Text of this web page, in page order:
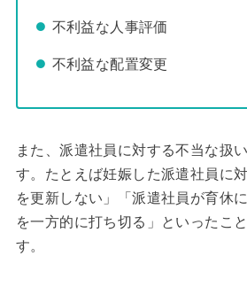
不利益な人事評価
不利益な配置変更
また、派遣社員に対する不当な扱
す。たとえば妊娠した派遣社員に
を更新しない」「派遣社員が育休
を一方的に打ち切る」といったこ
す。